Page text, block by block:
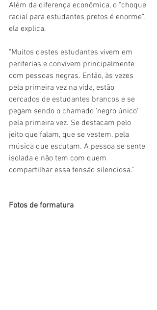
Além da diferença econômica, o "choque
racial para estudantes pretos é enorme",
ela explica.
"Muitos destes estudantes vivem em
periferias e convivem principalmente
com pessoas negras. Então, às vezes
pela primeira vez na vida, estão
cercados de estudantes brancos e se
pegam sendo o chamado 'negro único'
pela primeira vez. Se destacam pelo
jeito que falam, que se vestem, pela
música que escutam. A pessoa se sente
isolada e não tem com quem
compartilhar essa tensão silenciosa."
Fotos de formatura